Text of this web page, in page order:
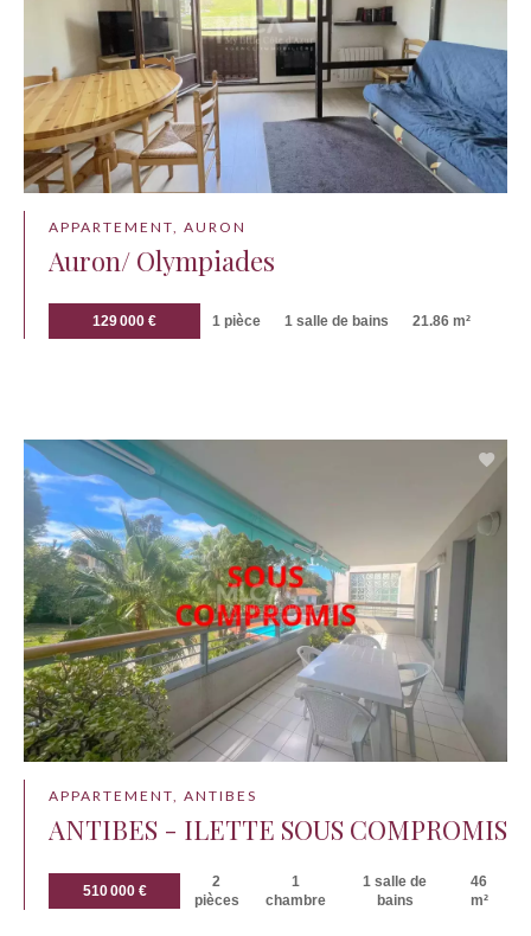
APPARTEMENT, AURON
Auron/ Olympiades
129 000 € 1 pièce 1 salle de bains 21.86 m²
APPARTEMENT, ANTIBES
ANTIBES - ILETTE SOUS COMPROMIS
510 000 €
2
pièces
1
chambre
1 salle de
bains
46
m²